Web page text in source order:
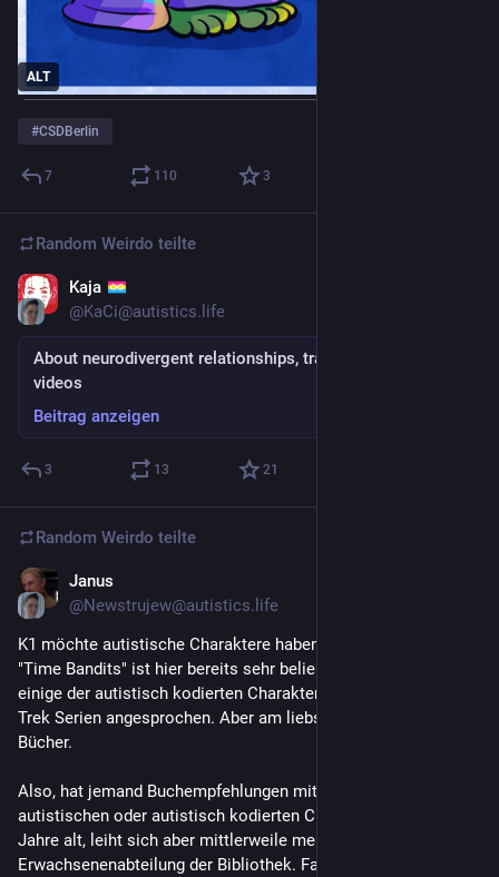
ALT
#CSDBerlin
7 110 3
Random Weirdo teilte
Kaja
@KaCi@autistics.life
About neurodivergent relationships, trauma and cat
videos
Beitrag anzeigen
3 13 21
Random Weirdo teilte
Janus
@Newstrujew@autistics.life
K1 möchte autistische Charaktere haben. Kevin aus der Serie
"Time Bandits" ist hier bereits sehr beliebt. Und ich habe
einige der autistisch kodierten Charaktere aus diversen Star
Trek Serien angesprochen. Aber am liebsten hätte das Kind
Bücher.
Also, hat jemand Buchempfehlungen mit interessanten
autistischen oder autistisch kodierten Charakteren? K1 ist 13
Jahre alt, leiht sich aber mittlerweile meist Bücher aus der
Erwachsenenabteilung der Bibliothek. Fantasy scheint immer